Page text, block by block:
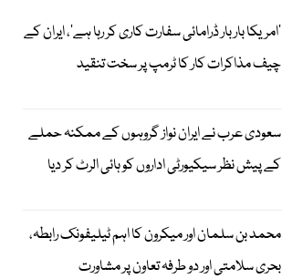
’امریکا بار بار ڈرامائی سفارت کاری کر رہا ہے‘، ایران کے
چیف مذاکرات کار کا ٹرمپ پر سخت تنقید
سعودی عرب نے ایران نواز گروہوں کے ممکنہ حملے
کے پیش نظر سیکیورٹی اداروں کو ہائی الرٹ کر دیا
محمد بن سلمان اور میکرون کا اہم ٹیلیفونک رابطہ،
بحری سلامتی اور دو طرفہ تعاون پر مشاورت